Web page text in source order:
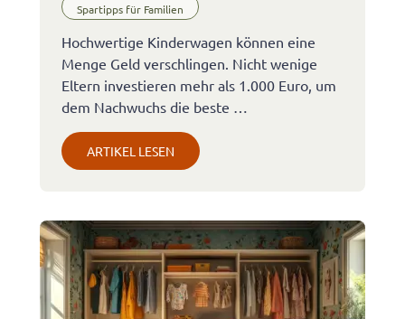
Spartipps für Familien
Hochwertige Kinderwagen können eine
Menge Geld verschlingen. Nicht wenige
Eltern investieren mehr als 1.000 Euro, um
dem Nachwuchs die beste …
ARTIKEL LESEN